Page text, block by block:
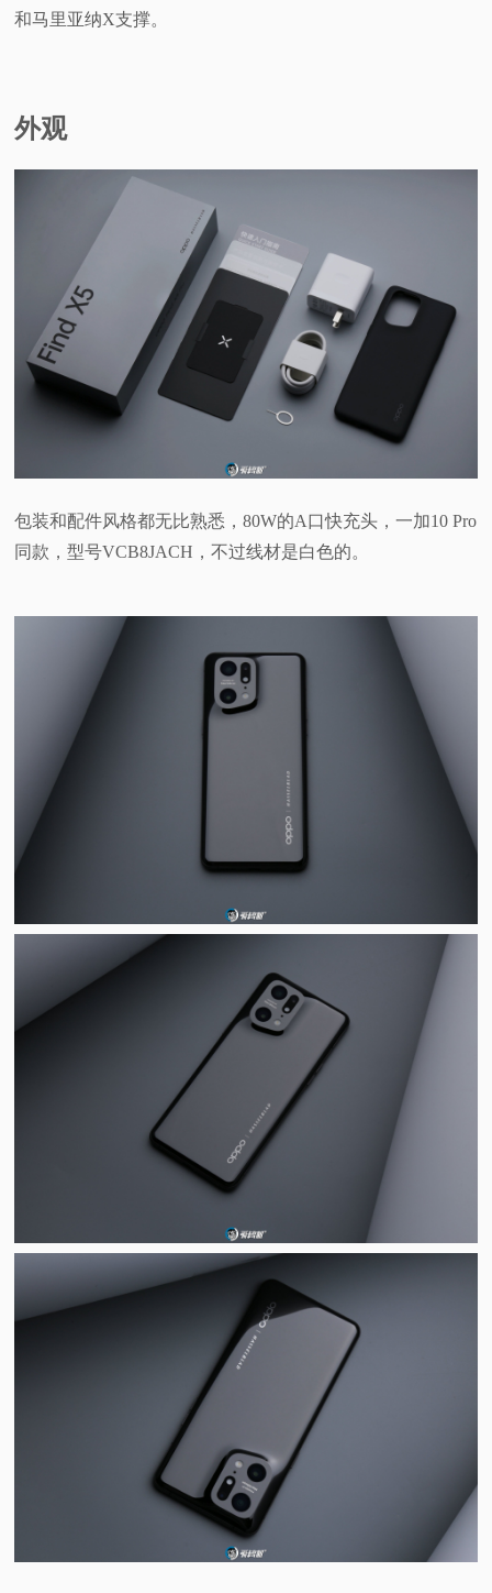
和马里亚纳X支撑。
外观
包装和配件风格都无比熟悉，80W的A口快充头，一加10 Pro
同款，型号VCB8JACH，不过线材是白色的。